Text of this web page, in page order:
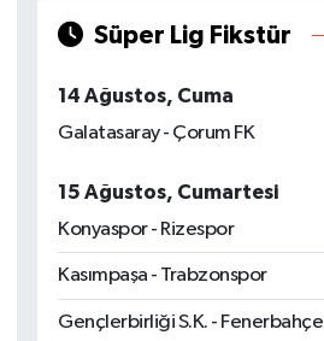
Süper Lig Fikstür
14 Ağustos, Cuma
Galatasaray - Çorum FK
15 Ağustos, Cumartesi
Konyaspor - Rizespor
Kasımpaşa - Trabzonspor
Gençlerbirliği S.K. - Fenerbahçe